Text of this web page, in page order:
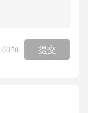
担辅助角色表演
制作、调色等
0/150 提交